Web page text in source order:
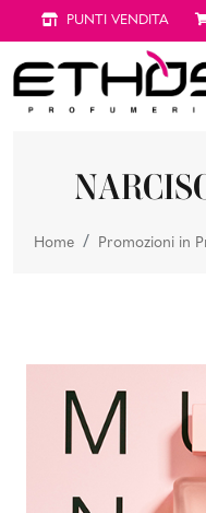
PUNTI VENDITA
Home Promozioni in